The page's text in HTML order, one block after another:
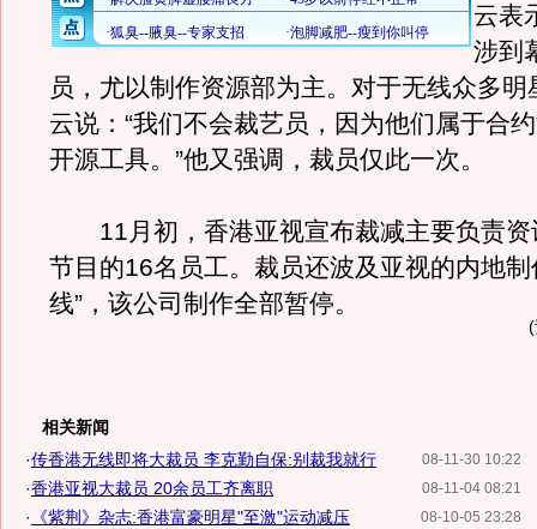
云表
涉到
员，尤以制作资源部为主。对于无线众多明
云说：“我们不会裁艺员，因为他们属于合
开源工具。”他又强调，裁员仅此一次。
11月初，香港亚视宣布裁减主要负责资
节目的16名员工。裁员还波及亚视的内地制
线”，该公司制作全部暂停。
相关新闻
08-11-30 10:22
·传香港无线即将大裁员 李克勤自保:别裁我就行
08-11-04 08:21
·香港亚视大裁员 20余员工齐离职
08-10-05 23:28
· 《紫荆》杂志:香港富豪明星"至激"运动减压